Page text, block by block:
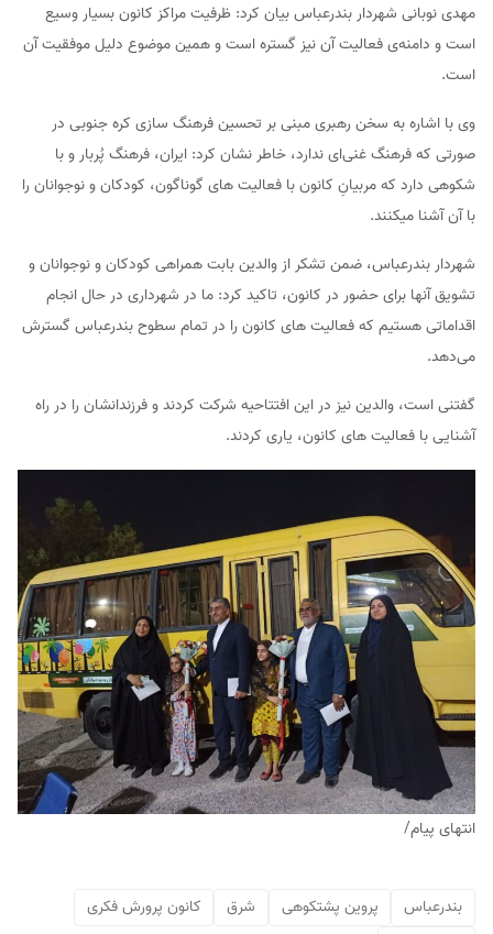
مهدی نوبانی شهردار بندرعباس بیان کرد: ظرفیت مراکز کانون بسیار وسیع
است و دامنه‌ی فعالیت آن نیز گستره است و همین موضوع دلیل موفقیت آن
است.
وی با اشاره به سخن رهبری مبنی بر تحسین فرهنگ سازی کره جنوبی در
صورتی که فرهنگ غنی‌ای ندارد، خاطر نشان کرد: ایران، فرهنگ پُربار و با
شکوهی دارد که مربیانِ کانون با فعالیت های گوناگون، کودکان و نوجوانان را
با آن آشنا میکنند.
شهردار بندرعباس، ضمن تشکر از والدین بابت همراهی کودکان و نوجوانان و
تشویق آنها برای حضور در کانون، تاکید کرد: ما در شهرداری در حال انجام
اقداماتی هستیم که فعالیت های کانون را در تمام سطوح بندرعباس گسترش
می‌دهد.
گفتنی است، والدین نیز در این افتتاحیه شرکت کردند و فرزندانشان را در راه
آشنایی با فعالیت های کانون، یاری کردند.
انتهای پیام/
بندرعباس پروین پشتکوهی شرق
کانون پرورش فکری